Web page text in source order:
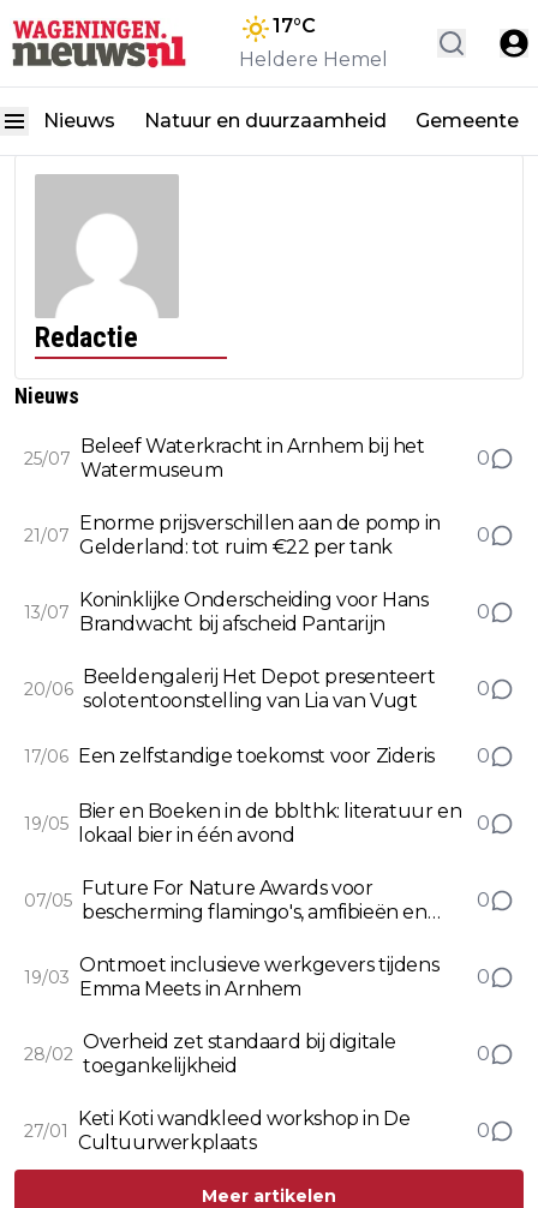
17°C
Heldere Hemel
Nieuws Natuur en duurzaamheid Gemeente
Redactie
Nieuws
25/07
Beleef Waterkracht in Arnhem bij het
Watermuseum
0
21/07
Enorme prijsverschillen aan de pomp in
Gelderland: tot ruim €22 per tank
0
13/07
Koninklijke Onderscheiding voor Hans
Brandwacht bij afscheid Pantarijn
0
20/06
Beeldengalerij Het Depot presenteert
solotentoonstelling van Lia van Vugt
0
17/06 Een zelfstandige toekomst voor Zideris 0
19/05
Bier en Boeken in de bblthk: literatuur en
lokaal bier in één avond
0
07/05
Future For Nature Awards voor
bescherming flamingo's, amfibieën en
0
19/03
Ontmoet inclusieve werkgevers tijdens
Emma Meets in Arnhem
0
28/02
Overheid zet standaard bij digitale
toegankelijkheid
0
27/01
Keti Koti wandkleed workshop in De
Cultuurwerkplaats
0
Meer artikelen